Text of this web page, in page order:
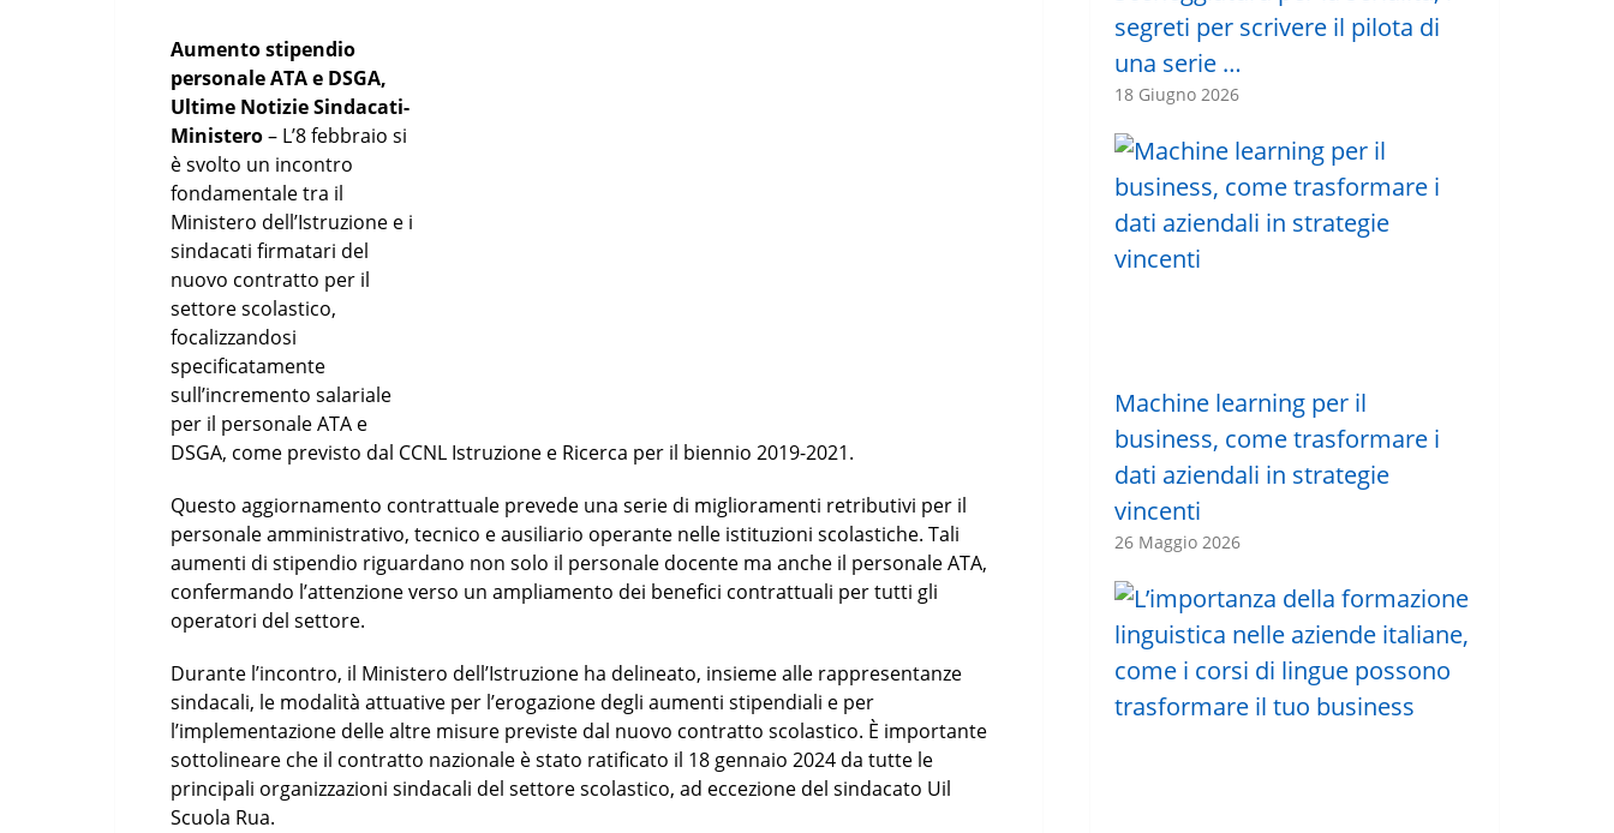
Aumento stipendio
personale ATA e DSGA,
Ultime Notizie Sindacati-
Ministero– L’8 febbraio si
è svolto un incontro
fondamentale tra il
Ministero dell’Istruzione e i
sindacati firmatari del
nuovo contratto per il
settore scolastico,
focalizzandosi
specificatamente
sull’incremento salariale
per il personale ATA e
DSGA, come previsto dal CCNL Istruzione e Ricerca per il biennio 2019-2021.
Questo aggiornamento contrattuale prevede una serie di miglioramenti retributivi per il
personale amministrativo, tecnico e ausiliario operante nelle istituzioni scolastiche. Tali
aumenti di stipendio riguardano non solo il personale docente ma anche il personale ATA,
confermando l’attenzione verso un ampliamento dei benefici contrattuali per tutti gli
operatori del settore.
Durante l’incontro, il Ministero dell’Istruzione ha delineato, insieme alle rappresentanze
sindacali, le modalità attuative per l’erogazione degli aumenti stipendiali e per
l’implementazione delle altre misure previste dal nuovo contratto scolastico. È importante
sottolineare che il contratto nazionale è stato ratificato il 18 gennaio 2024 da tutte le
principali organizzazioni sindacali del settore scolastico, ad eccezione del sindacato Uil
Scuola Rua.
segreti per scrivere il pilota di
una serie …
18 Giugno 2026
Machine learning per il
business, come trasformare i
dati aziendali in strategie
vincenti
26 Maggio 2026